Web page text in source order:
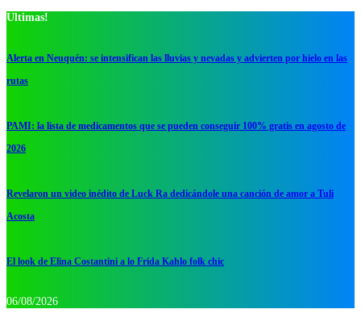
Ultimas!
Alerta en Neuquén: se intensifican las lluvias y nevadas y advierten por hielo en las
rutas
PAMI: la lista de medicamentos que se pueden conseguir 100% gratis en agosto de
2026
Revelaron un video inédito de Luck Ra dedicándole una canción de amor a Tuli
Acosta
El look de Elina Costantini a lo Frida Kahlo folk chic
06/08/2026